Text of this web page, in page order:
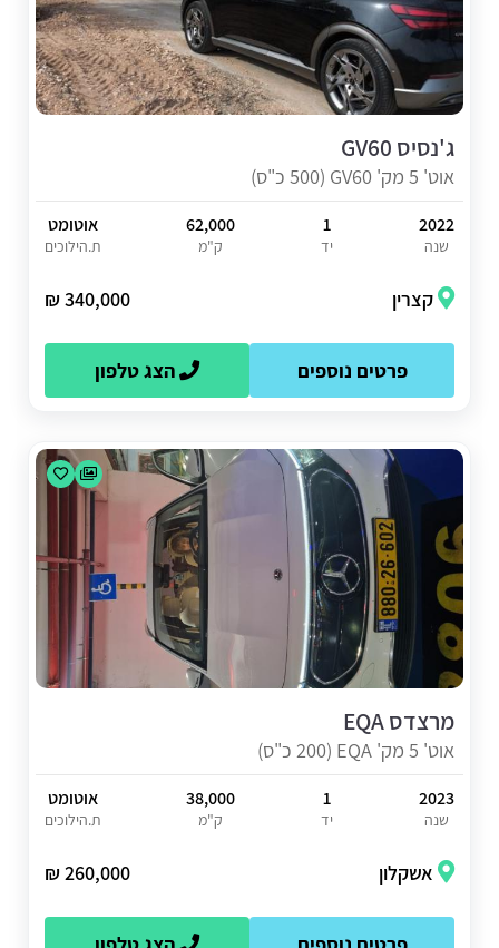
ג'נסיס GV60
אוט' 5 מק' GV60 (500 כ"ס)
2022
שנה
1
יד
62,000
ק"מ
אוטומט
ת.הילוכים
קצרין 340,000 ₪
פרטים נוספים הצג טלפון
מרצדס EQA
אוט' 5 מק' EQA (200 כ"ס)
2023
שנה
1
יד
38,000
ק"מ
אוטומט
ת.הילוכים
אשקלון 260,000 ₪